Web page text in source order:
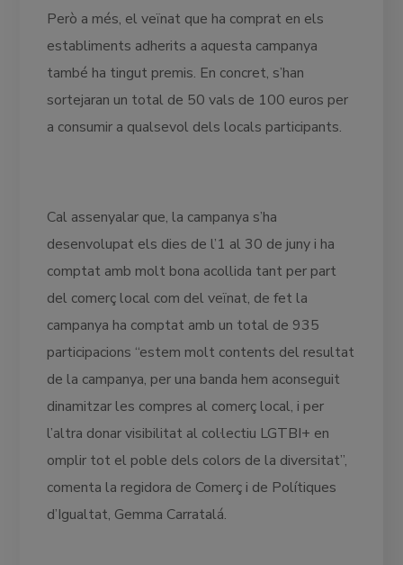
Però a més, el veïnat que ha comprat en els
establiments adherits a aquesta campanya
també ha tingut premis. En concret, s’han
sortejaran un total de 50 vals de 100 euros per
a consumir a qualsevol dels locals participants.
Cal assenyalar que, la campanya s’ha
desenvolupat els dies de l’1 al 30 de juny i ha
comptat amb molt bona acollida tant per part
del comerç local com del veïnat, de fet la
campanya ha comptat amb un total de 935
participacions “estem molt contents del resultat
de la campanya, per una banda hem aconseguit
dinamitzar les compres al comerç local, i per
l’altra donar visibilitat al col·lectiu LGTBI+ en
omplir tot el poble dels colors de la diversitat”,
comenta la regidora de Comerç i de Polítiques
d’Igualtat, Gemma Carratalá.